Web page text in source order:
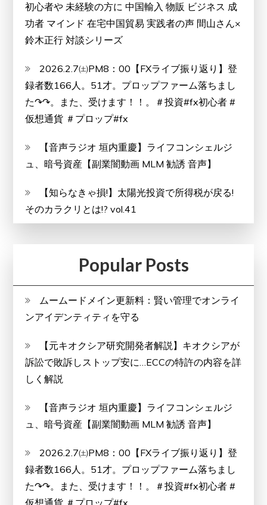
初心者や 未経験の方に 中国輸入 物販 ビジネス 成
功者 マインド 在宅中国貿易 実践者の声 間山さん×
鈴木正行 対談シリーズ
2026.2.7㈯PM8：00【FXライブ振り返り】登
録者数166人。51才。プロップファーム落ちまし
た↷↷。また、受けます！！。＃投資#fx初心者 #
仮想通貨 ＃プロップ#fx
【音声ラジオ 垣内重慶】ライフコンシェルジ
ュ、暗号資産【副業闇動画 MLM 勧誘 音声】
【知らなきゃ損!】太陽光投資で所得税が戻る!
そのカラクリとは!? vol.41
Popular Posts
ムームードメイン更新料：賢い管理でオンライ
ンアイデンティティを守る
【元キオクシア研究開発者解説】キオクシアが
訴訟で敗訴しストップ安に…ECCの特許の内容を詳
しく解説
【音声ラジオ 垣内重慶】ライフコンシェルジ
ュ、暗号資産【副業闇動画 MLM 勧誘 音声】
2026.2.7㈯PM8：00【FXライブ振り返り】登
録者数166人。51才。プロップファーム落ちまし
た↷↷。また、受けます！！。＃投資#fx初心者 #